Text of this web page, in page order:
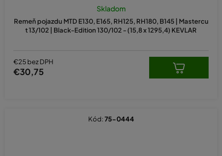
Remeň pojazdu MTD E130, E165, RH125, RH180, B145 | Mastercu
t 13/102 | Black-Edition 130/102 - (15,8 x 1295,4) KEVLAR
Skladom
€25 bez DPH
€30,75
Kód:75-0444